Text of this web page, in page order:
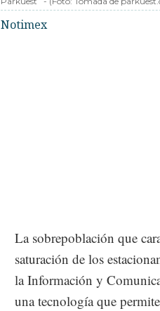
Notimex
La sobrepoblación que
saturación de los
la Información y
una tecnología que